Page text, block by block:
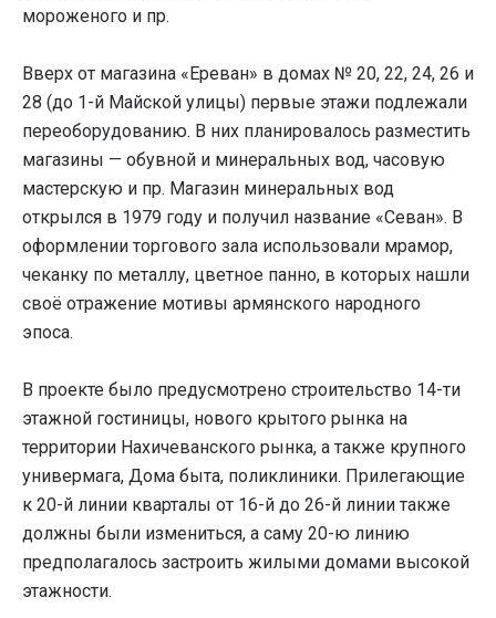
мороженого и пр.
Вверх от магазина «Ереван» в домах № 20, 22, 24, 26 и
28 (до 1-й Майской улицы) первые этажи подлежали
переоборудованию. В них планировалось разместить
магазины — обувной и минеральных вод, часовую
мастерскую и пр. Магазин минеральных вод
открылся в 1979 году и получил название «Севан». В
оформлении торгового зала использовали мрамор,
чеканку по металлу, цветное панно, в которых нашли
своё отражение мотивы армянского народного
эпоса.
В проекте было предусмотрено строительство 14-ти
этажной гостиницы, нового крытого рынка на
территории Нахичеванского рынка, а также крупного
универмага, Дома быта, поликлиники. Прилегающие
к 20-й линии кварталы от 16-й до 26-й линии также
должны были измениться, а саму 20-ю линию
предполагалось застроить жилыми домами высокой
этажности.